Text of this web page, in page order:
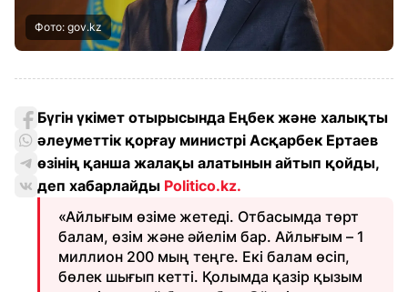
Фото: gov.kz
Бүгін үкімет отырысында Еңбек және халықты
әлеуметтік қорғау министрі Асқарбек Ертаев
өзінің қанша жалақы алатынын айтып қойды,
деп хабарлайды Politico.kz.
«Айлығым өзіме жетеді. Отбасымда төрт
балам, өзім және әйелім бар. Айлығым – 1
миллион 200 мың теңге. Екі балам өсіп,
бөлек шығып кетті. Қолымда қазір қызым